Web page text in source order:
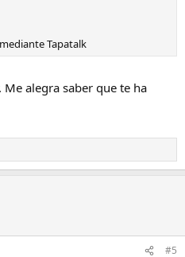
Tapatalk
alegra saber que te ha
#5